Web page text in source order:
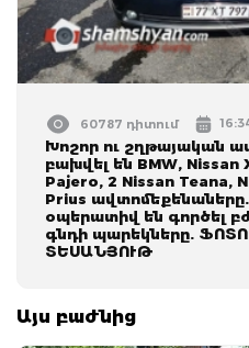
60787 դիտում
Խոշոր ու շղթայական
բախվել են BMW,
Pajero, 2 Nissan Teana,
Prius
օպերատիվ են գործել
գնդի պարեկները.
ՏԵՍԱՆՅՈՒԹ
Այս բաժնից